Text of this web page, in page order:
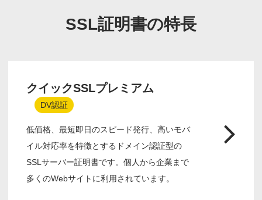
SSL証明書の特長
クイックSSLプレミアム
DV認証
低価格、最短即日のスピード発行、高いモバ
イル対応率を特徴とするドメイン認証型の
SSLサーバー証明書です。個人から企業まで
多くのWebサイトに利用されています。